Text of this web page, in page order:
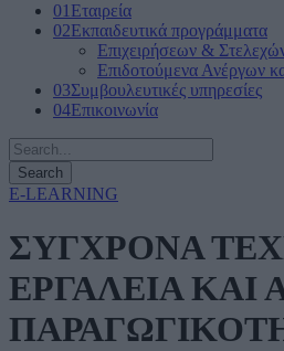
01 Εταιρεία
02Εκπαιδευτικά προγράμματα
Επιχειρήσεων &
Επιδοτούμενα Ανέργων
03Συμβουλευτικές υπηρεσίες
04Επικοινωνία
E-LEARNING
ΣΥΓΧΡΟΝΑ
ΕΡΓΑΛΕΙΑ ΚΑΙ